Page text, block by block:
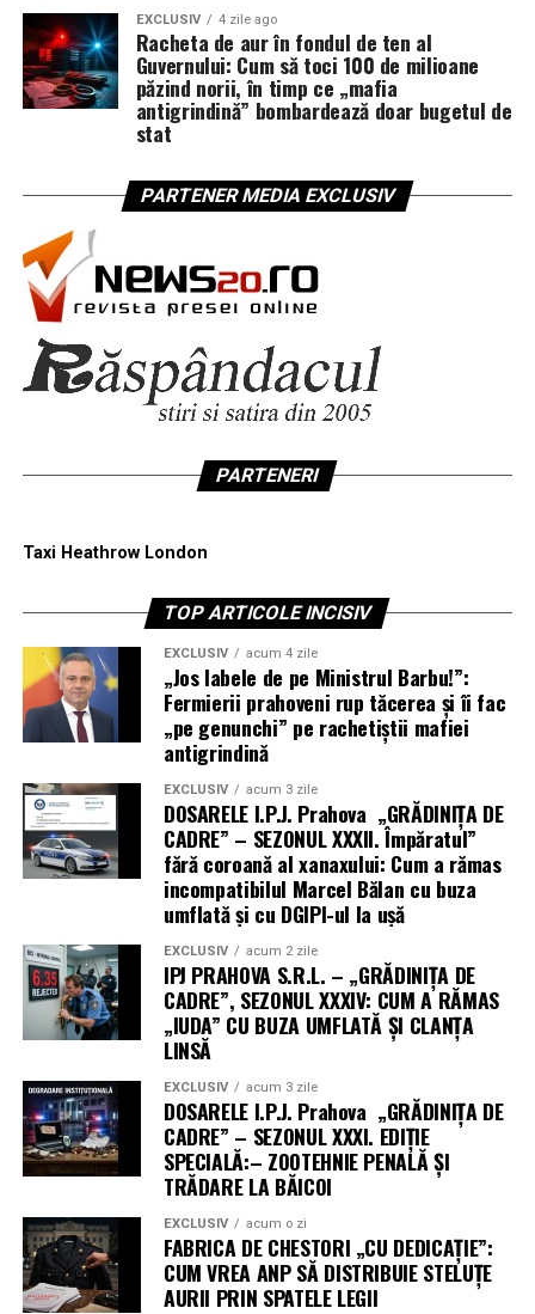
EXCLUSIV 4 zile ago
Racheta de aur în fondul de ten al
Guvernului: Cum să toci 100 de milioane
păzind norii, în timp ce „mafia
antigrindină” bombardează doar bugetul de
stat
PARTENER MEDIA EXCLUSIV
PARTENERI
Taxi Heathrow London
TOP ARTICOLE INCISIV
EXCLUSIV acum 4 zile
„Jos labele de pe Ministrul Barbu!”:
Fermierii prahoveni rup tăcerea și îi fac
„pe genunchi” pe rachetiștii mafiei
antigrindină
EXCLUSIV acum 3 zile
DOSARELE I.P.J. Prahova „GRĂDINIȚA DE
CADRE” – SEZONUL XXXII. Împăratul”
fără coroană al xanaxului: Cum a rămas
incompatibilul Marcel Bălan cu buza
umflată și cu DGIPI-ul la ușă
EXCLUSIV acum 2 zile
IPJ PRAHOVA S.R.L. – „GRĂDINIȚA DE
CADRE”, SEZONUL XXXIV: CUM A RĂMAS
„IUDA” CU BUZA UMFLATĂ ȘI CLANȚA
LINSĂ
EXCLUSIV acum 3 zile
DOSARELE I.P.J. Prahova „GRĂDINIȚA DE
CADRE” – SEZONUL XXXI. EDIȚIE
SPECIALĂ:– ZOOTEHNIE PENALĂ ȘI
TRĂDARE LA BĂICOI
EXCLUSIV acum o zi
FABRICA DE CHESTORI „CU DEDICAȚIE”:
CUM VREA ANP SĂ DISTRIBUIE STELUȚE
AURII PRIN SPATELE LEGII